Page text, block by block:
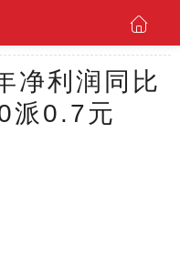
净利润同比
派0.7元